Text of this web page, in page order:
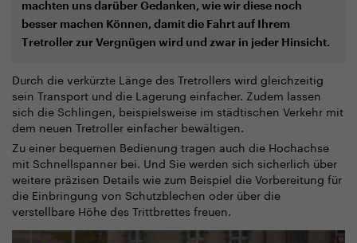
machten uns darüber Gedanken, wie wir diese noch
besser machen Können, damit die Fahrt auf Ihrem
Tretroller zur Vergnügen wird und zwar in jeder Hinsicht.
Durch die verkürzte Länge des Tretrollers wird gleichzeitig
sein Transport und die Lagerung einfacher. Zudem lassen
sich die Schlingen, beispielsweise im städtischen Verkehr mit
dem neuen Tretroller einfacher bewältigen.
Zu einer bequemen Bedienung tragen auch die Hochachse
mit Schnellspanner bei. Und Sie werden sich sicherlich über
weitere präzisen Details wie zum Beispiel die Vorbereitung für
die Einbringung von Schutzblechen oder über die
verstellbare Höhe des Trittbrettes freuen.